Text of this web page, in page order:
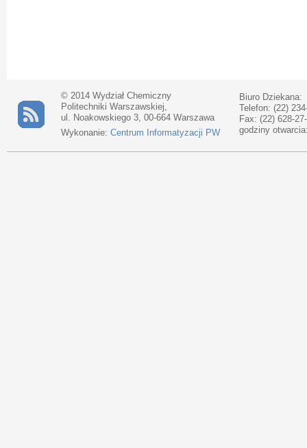
© 2014 Wydział Chemiczny
Politechniki Warszawskiej,
ul. Noakowskiego 3, 00-664 Warszawa
Wykonanie: Centrum Informatyzacji PW
Biuro Dziekana:
Telefon: (22)
Fax: (22) 628-
godziny